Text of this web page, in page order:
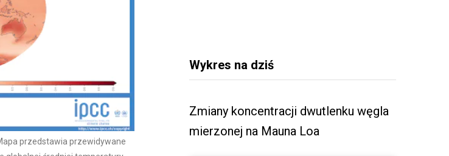
przedstawia przewidywane
Wykres na dziś
Zmiany koncentracji dwutlenku węgla
mierzonej na Mauna Loa